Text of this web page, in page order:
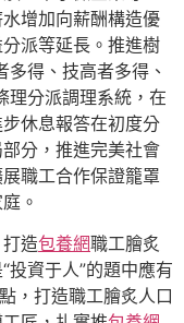
增加向薪酬構造優
派等延長。推進樹
得、技高者多得、
理分派調理系統，在
休息報答在初度分
分，推進完美社會
職工合作保證籠罩
。
造包養網職工膾炙
投資于人”的題中應有
，打造職工膾炙人口